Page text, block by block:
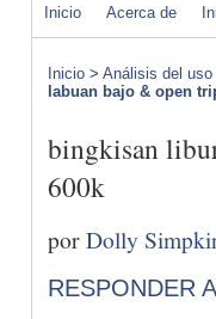
Inicio Acerca de
Inicio > Análisis del
labuan bajo & open
bingkisan
600k
porDolly
RESPONDER